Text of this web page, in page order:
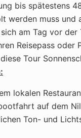
bis spätestens
werden muss
am Tag vor
Reisepass
Tour
lokalen
auf dem
Ton- und